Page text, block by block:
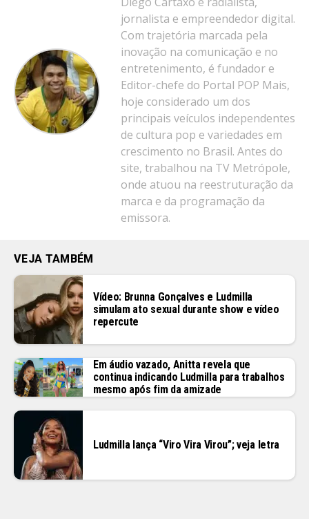
jornalista e empreendedor digital.
Com trajetória marcada pela
inovação na comunicação e no
entretenimento, é fundador e
Editor-chefe do Portal POP Mais,
hoje considerado um dos
principais veículos independentes
de cultura pop e variedades em
crescimento no Brasil. Antes do
site, trabalhou na TV Metrópole,
onde atuou na reestruturação da
marca e da programação da
emissora.
VEJA TAMBÉM
Vídeo: Brunna Gonçalves e Ludmilla
simulam ato sexual durante show e vídeo
repercute
Em áudio vazado, Anitta revela que
continua indicando Ludmilla para trabalhos
mesmo após fim da amizade
Ludmilla lança “Viro Vira Virou”; veja letra